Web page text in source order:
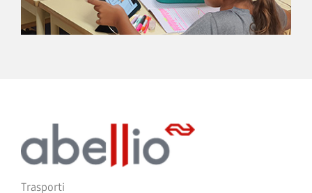
Trasporti